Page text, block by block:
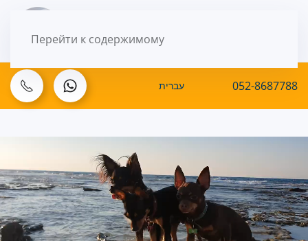
Перейти к содержимому
עברית 052-8687788